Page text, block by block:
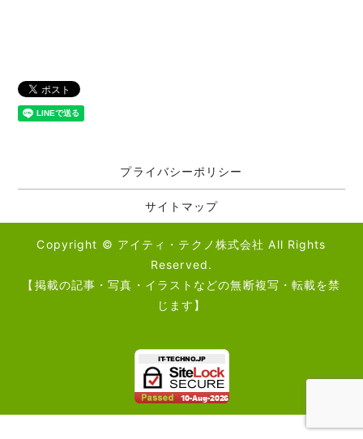
プライバシーポリシー
サイトマップ
Copyright © アイティ・テクノ株式会社 All Rights
Reserved.
【掲載の記事・写真・イラストなどの無断複写・転載を禁
じます】